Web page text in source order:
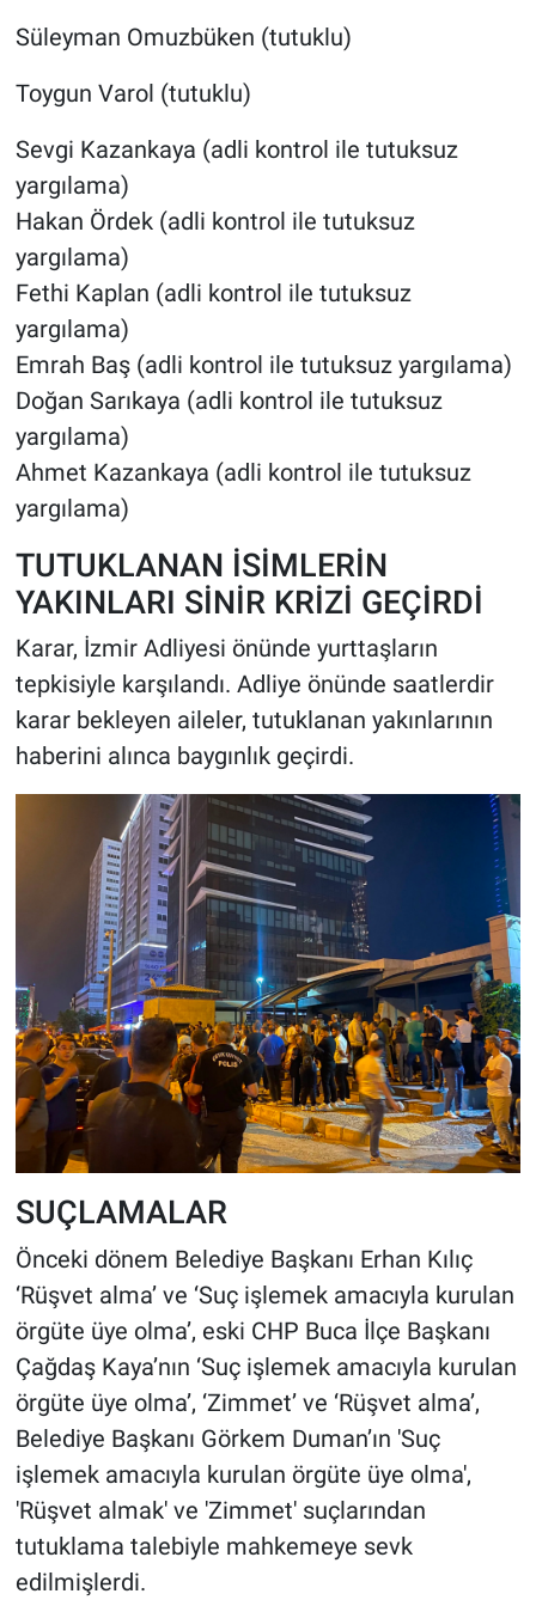
Süleyman Omuzbüken (tutuklu)
Toygun Varol (tutuklu)
Sevgi Kazankaya (adli kontrol ile tutuksuz
yargılama)
Hakan Ördek (adli kontrol ile tutuksuz
yargılama)
Fethi Kaplan (adli kontrol ile tutuksuz
yargılama)
Emrah Baş (adli kontrol ile tutuksuz yargılama)
Doğan Sarıkaya (adli kontrol ile tutuksuz
yargılama)
Ahmet Kazankaya (adli kontrol ile tutuksuz
yargılama)
TUTUKLANAN İSİMLERİN
YAKINLARI SİNİR KRİZİ GEÇİRDİ
Karar, İzmir Adliyesi önünde yurttaşların
tepkisiyle karşılandı. Adliye önünde saatlerdir
karar bekleyen aileler, tutuklanan yakınlarının
haberini alınca baygınlık geçirdi.
SUÇLAMALAR
Önceki dönem Belediye Başkanı Erhan Kılıç
‘Rüşvet alma’ ve ‘Suç işlemek amacıyla kurulan
örgüte üye olma’, eski CHP Buca İlçe Başkanı
Çağdaş Kaya’nın ‘Suç işlemek amacıyla kurulan
örgüte üye olma’, ‘Zimmet’ ve ‘Rüşvet alma’,
Belediye Başkanı Görkem Duman’ın 'Suç
işlemek amacıyla kurulan örgüte üye olma',
'Rüşvet almak' ve 'Zimmet' suçlarından
tutuklama talebiyle mahkemeye sevk
edilmişlerdi.